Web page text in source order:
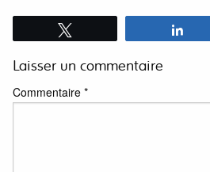
Laisser un commentaire
Commentaire *